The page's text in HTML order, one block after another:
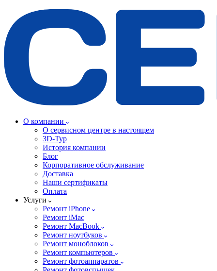
О компании
О сервисном центре в настоящем
3D-Тур
История компании
Блог
Корпоративное обслуживание
Доставка
Наши сертификаты
Оплата
Услуги
Ремонт iPhone
Ремонт iMac
Ремонт MacBook
Ремонт ноутбуков
Ремонт моноблоков
Ремонт компьютеров
Ремонт фотоаппаратов